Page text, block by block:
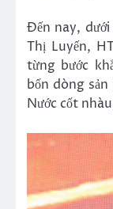
Đến nay,
Thị Luyến,
từng bước
bốn dòng
Nước cốt